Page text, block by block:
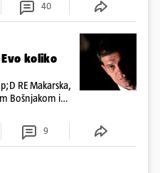
40
koliko
RE Makarska,
Bošnjakom i
nema
9